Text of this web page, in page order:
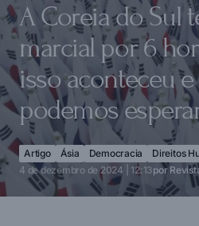
A Coreia do Sul
marcial por 6
isso aconteceu
podemos
Artigo Ásia Democracia Direitos
4 de dezembro de 2024 | 12:13por